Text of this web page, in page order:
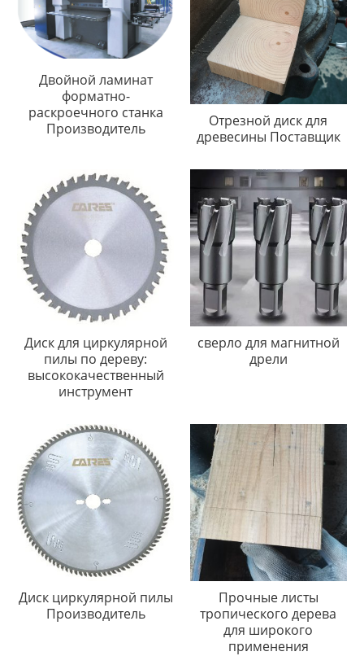
Двойной ламинат
форматно-
раскроечного станка
Производитель
Отрезной диск для
древесины Поставщик
Диск для циркулярной
пилы по дереву:
высококачественный
инструмент
сверло для магнитной
дрели
Диск циркулярной пилы
Производитель
Прочные листы
тропического дерева
для широкого
применения